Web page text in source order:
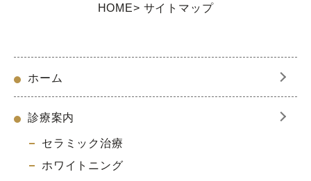
HOME サイトマップ
ホーム
診療案内
セラミック治療
ホワイトニング